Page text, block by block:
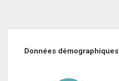
Données démographiques